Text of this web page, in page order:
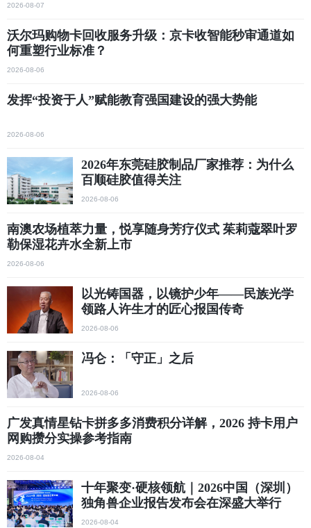
2026-08-07
沃尔玛购物卡回收服务升级：京卡收智能秒审通道如
何重塑行业标准？
2026-08-06
发挥“投资于人”赋能教育强国建设的强大势能
2026-08-06
2026年东莞硅胶制品厂家推荐：为什么
百顺硅胶值得关注
2026-08-06
南澳农场植萃力量，悦享随身芳疗仪式 茱莉蔻翠叶罗
勒保湿花卉水全新上市
2026-08-06
以光铸国器，以镜护少年——民族光学
领路人许生才的匠心报国传奇
2026-08-06
冯仑：「守正」之后
2026-08-06
广发真情星钻卡拼多多消费积分详解，2026 持卡用户
网购攒分实操参考指南
2026-08-04
十年聚变·硬核领航｜2026中国（深圳）
独角兽企业报告发布会在深盛大举行
2026-08-04